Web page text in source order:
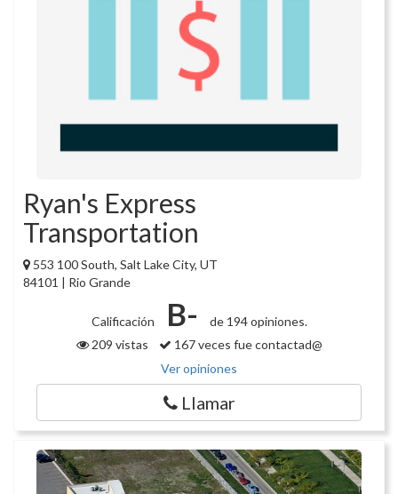
Ryan's Express
Transportation
553 100 South, Salt Lake City, UT
84101 | Rio Grande
Calificación B-
de 194 opiniones.
209 vistas
167 veces fue contactad@
Ver opiniones
Llamar